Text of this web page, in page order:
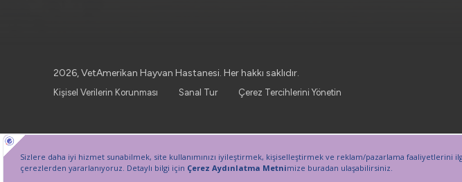
2026, VetAmerikan Hayvan Hastanesi. Her hakkı saklıdır.
Kişisel Verilerin Korunması Sanal Tur Çerez Tercihlerini Yönetin